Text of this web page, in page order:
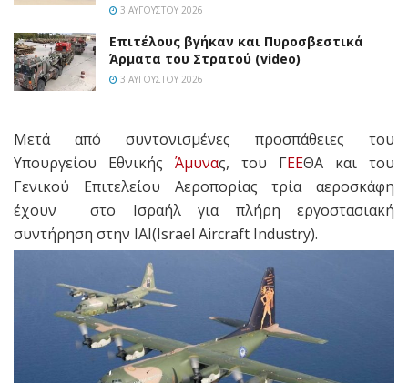
3 ΑΥΓΟΎΣΤΟΥ 2026
Επιτέλους βγήκαν και Πυροσβεστικά
Άρματα του Στρατού (video)
3 ΑΥΓΟΎΣΤΟΥ 2026
Μετά από συντονισμένες προσπάθειες του
Υπουργείου Εθνικής Άμυνας, του ΓΕΕΘΑ και του
Γενικού Επιτελείου Αεροπορίας τρία αεροσκάφη
έχουν στο Ισραήλ για πλήρη εργοστασιακή
συντήρηση στην ΙΑΙ(Israel Aircraft Industry).